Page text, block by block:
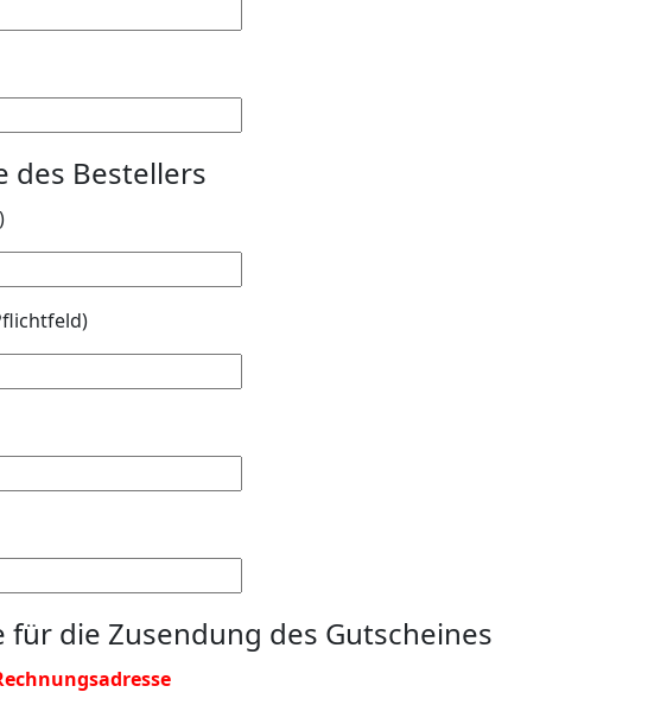
des Bestellers
für die Zusendung des Gutscheines